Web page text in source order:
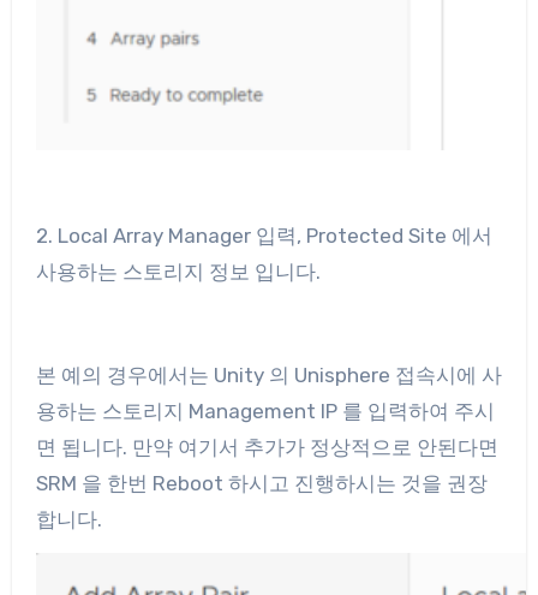
2. Local Array Manager 입력, Protected Site 에서
사용하는 스토리지 정보 입니다.
본 예의 경우에서는 Unity 의 Unisphere 접속시에 사
용하는 스토리지 Management IP 를 입력하여 주시
면 됩니다. 만약 여기서 추가가 정상적으로 안된다면
SRM 을 한번 Reboot 하시고 진행하시는 것을 권장
합니다.